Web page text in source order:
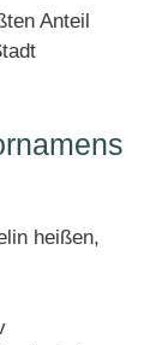
Anteil
heißen,